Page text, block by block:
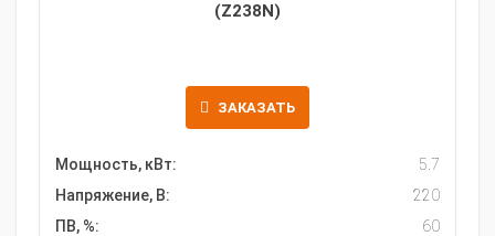
(Z238N)
ЗАКАЗАТЬ
Мощность, кВт:
5.7
Напряжение, В:
220
ПВ, %:
60